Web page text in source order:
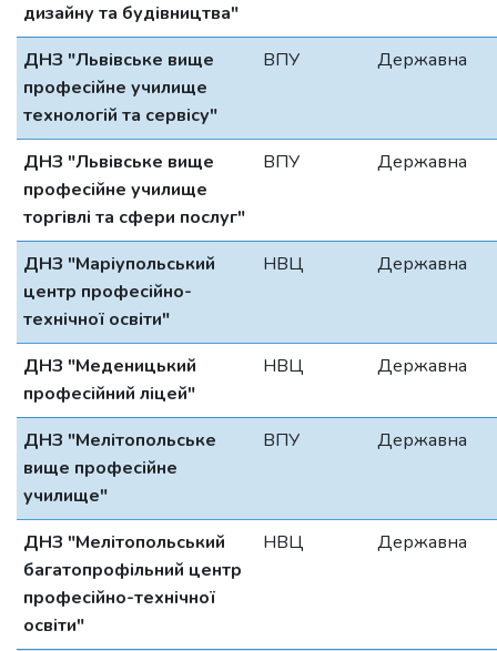
дизайну та будівництва"
ДНЗ "Львівське вище
професійне училище
технологій та сервісу"
ВПУ Державна
ДНЗ "Львівське вище
професійне училище
торгівлі та сфери послуг"
ВПУ Державна
ДНЗ "Маріупольський
центр професійно-
технічної освіти"
НВЦ Державна
ДНЗ "Меденицький
професійний ліцей"
НВЦ Державна
ДНЗ "Мелітопольське
вище професійне
училище"
ВПУ Державна
ДНЗ "Мелітопольський
багатопрофільний центр
професійно-технічної
освіти"
НВЦ Державна